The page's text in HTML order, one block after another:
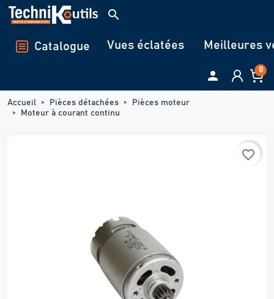
Panneau de gestion des cookies
search
Catalogue Vues éclatées Meilleures
 0
Accueil Pièces détachées
Pièces moteur
Moteur à courant continu
favorite_border